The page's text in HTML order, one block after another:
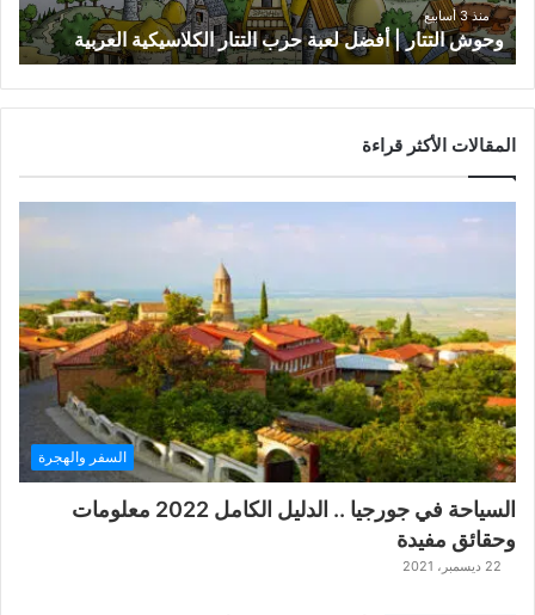
العربية
منذ 3 أسابيع
وحوش التتار | أفضل لعبة حرب التتار الكلاسيكية العربية
المقالات الأكثر قراءة
السفر والهجرة
السياحة في جورجيا .. الدليل الكامل 2022 معلومات
وحقائق مفيدة
22 ديسمبر، 2021